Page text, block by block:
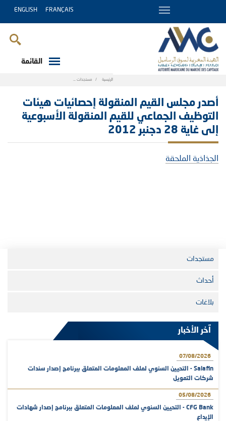
FRANÇAIS
ENGLISH
القائمة
الرئيسية مستجدات أصدر مجلس القيم المنقولة إحصائيات هيئات التوظيف
أصدر مجلس القيم المنقولة إحصائيات هيئات
التوظيف الجماعي للقيم المنقولة الأسبوعية
إلى غاية 28 دجنبر 2012
الجذاذية الملحقة
مستجدات
أحداث
بلاغات
آخر الأخبار
07/08/2026
Salafin - التحيين السنوي لملف المعلومات المتعلق ببرنامج إصدار سندات
شركات التمويل
05/08/2026
CFG Bank - التحيين السنوي لملف المعلومات المتعلق ببرنامج إصدار شهادات
الإيداع